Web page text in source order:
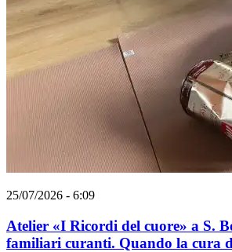
25/07/2026 - 6:09
Atelier «I Ricordi del cuore» a S.
familiari curanti. Quando la cura